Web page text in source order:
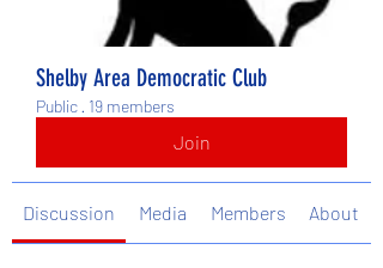
Shelby Area Democratic Club
Public · 19 members
Join
Discussion Media Members About